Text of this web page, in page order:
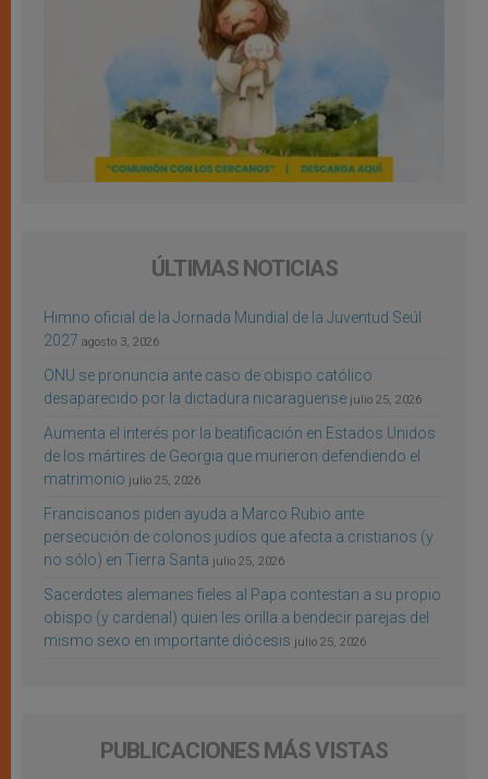
ÚLTIMAS NOTICIAS
Himno oficial de la Jornada Mundial de la Juventud Seúl
2027 agosto 3, 2026
ONU se pronuncia ante caso de obispo católico
desaparecido por la dictadura nicaragüense julio 25, 2026
Aumenta el interés por la beatificación en Estados Unidos
de los mártires de Georgia que murieron defendiendo el
matrimonio julio 25, 2026
Franciscanos piden ayuda a Marco Rubio ante
persecución de colonos judíos que afecta a cristianos (y
no sólo) en Tierra Santa julio 25, 2026
Sacerdotes alemanes fieles al Papa contestan a su propio
obispo (y cardenal) quien les orilla a bendecir parejas del
mismo sexo en importante diócesis julio 25, 2026
PUBLICACIONES MÁS VISTAS